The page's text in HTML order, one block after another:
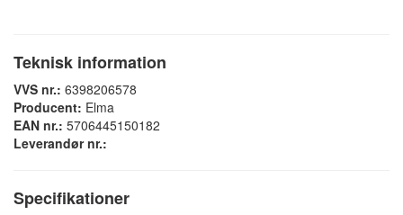
Teknisk information
VVS nr.: 6398206578
Producent: Elma
EAN nr.: 5706445150182
Leverandør nr.:
Specifikationer